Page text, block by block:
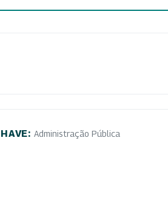
Administração Pública